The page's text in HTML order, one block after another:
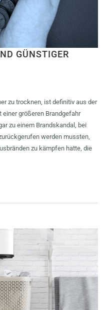
GÜNSTIGER
zu trocknen, ist definitiv aus der
größeren Brandgefahr
zu einem Brandskandal, bei
werden mussten,
zu kämpfen hatte, die